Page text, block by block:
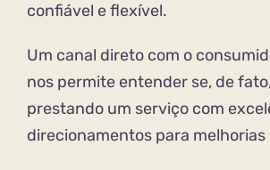
confiável e flexível.
Um canal direto com o
nos permite entender se, de
prestando um serviço com
direcionamentos para